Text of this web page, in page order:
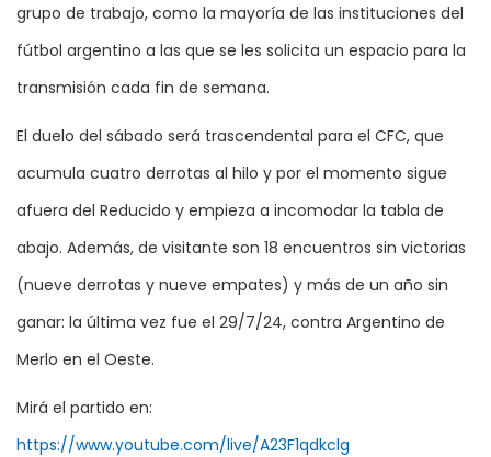
grupo de trabajo, como la mayoría de las instituciones del
fútbol argentino a las que se les solicita un espacio para la
transmisión cada fin de semana.
El duelo del sábado será trascendental para el CFC, que
acumula cuatro derrotas al hilo y por el momento sigue
afuera del Reducido y empieza a incomodar la tabla de
abajo. Además, de visitante son 18 encuentros sin victorias
(nueve derrotas y nueve empates) y más de un año sin
ganar: la última vez fue el 29/7/24, contra Argentino de
Merlo en el Oeste.
Mirá el partido en:
https://www.youtube.com/live/A23F1qdkclg